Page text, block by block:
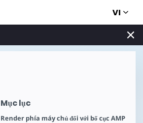
VI
Mục lục
Render phía máy chủ đối với bố cục AMP